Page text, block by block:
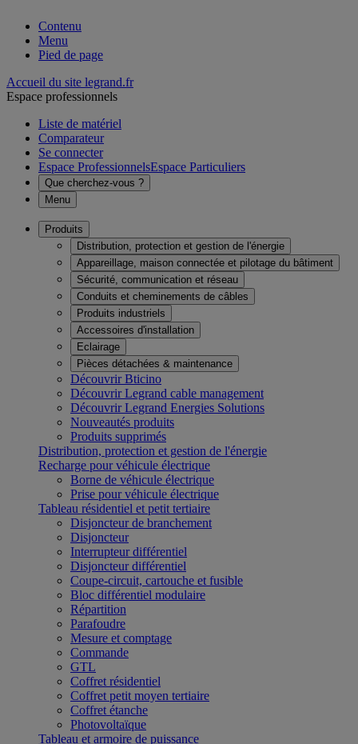
Contenu
Menu
Pied de page
Accueil du site legrand.fr
Espace professionnels
Liste de matériel
Comparateur
Se connecter
Espace ProfessionnelsEspace Particuliers
Que cherchez-vous ?
Menu
Produits
Distribution, protection et gestion de l'énergie
Appareillage, maison connectée et pilotage du bâtiment
Sécurité, communication et réseau
Conduits et cheminements de câbles
Produits industriels
Accessoires d'installation
Eclairage
Pièces détachées & maintenance
Découvrir Bticino
Découvrir Legrand cable management
Découvrir Legrand Energies Solutions
Nouveautés produits
Produits supprimés
Distribution, protection et gestion de l'énergie
Recharge pour véhicule électrique
Borne de véhicule électrique
Prise pour véhicule électrique
Tableau résidentiel et petit tertiaire
Disjoncteur de branchement
Disjoncteur
Interrupteur différentiel
Disjoncteur différentiel
Coupe-circuit, cartouche et fusible
Bloc différentiel modulaire
Répartition
Parafoudre
Mesure et comptage
Commande
GTL
Coffret résidentiel
Coffret petit moyen tertiaire
Coffret étanche
Photovoltaïque
Tableau et armoire de puissance